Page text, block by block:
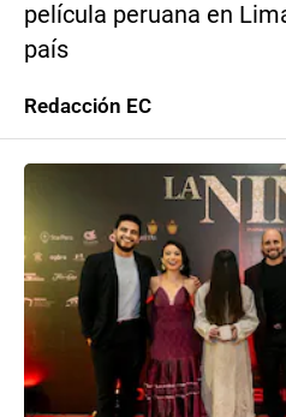
película peruana en
país
Redacción EC